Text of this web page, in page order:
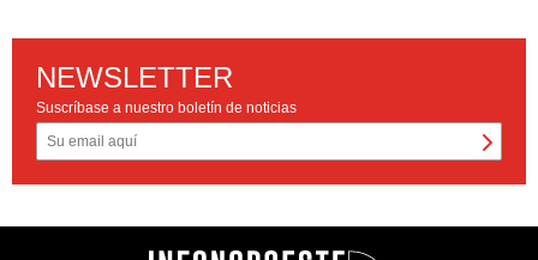
NEWSLETTER
Suscríbase a nuestro boletín de noticias